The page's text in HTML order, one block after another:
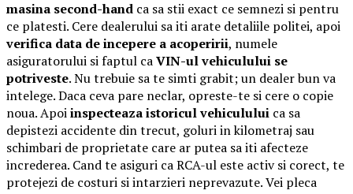
masina second-hand ca sa stii exact ce semnezi si pentru
ce platesti. Cere dealerului sa iti arate detaliile politei, apoi
verifica data de incepere a acoperirii, numele
asiguratorului si faptul caVIN-ul vehiculului se
potriveste. Nu trebuie sa te simti grabit; un dealer bun va
intelege. Daca ceva pare neclar, opreste-te si cere o copie
noua. Apoiinspecteaza istoricul vehiculului ca sa
depistezi accidente din trecut, goluri in kilometraj sau
schimbari de proprietate care ar putea sa iti afecteze
increderea. Cand te asiguri ca RCA-ul este activ si corect, te
protejezi de costuri si intarzieri neprevazute. Vei pleca